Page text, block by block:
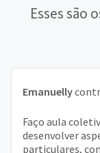
Esses são
Emanuelly
Faço aula
desenvolver
particulares,